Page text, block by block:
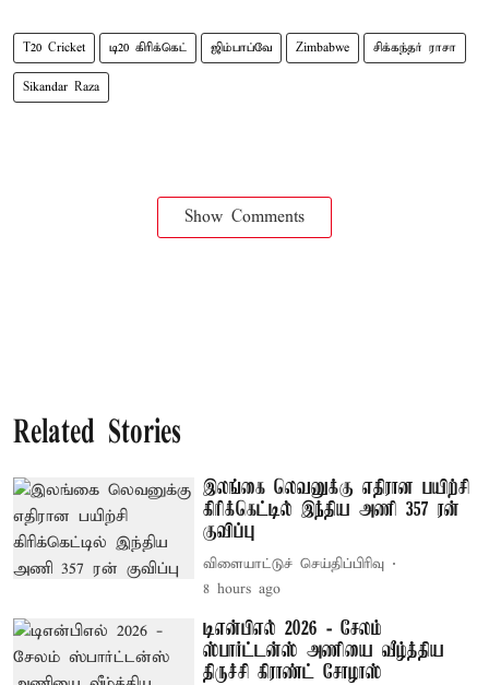
T20 Cricket டி20 கிரிக்கெட் ஜிம்பாப்வே Zimbabwe சிக்கந்தர் ராசா
Sikandar Raza
Show Comments
Related Stories
இலங்கை லெவனுக்கு எதிரான பயிற்சி
கிரிக்கெட்டில் இந்திய அணி 357 ரன்
குவிப்பு
விளையாட்டுச் செய்திப்பிரிவு
8 hours ago
டிஎன்பிஎல் 2026 - சேலம்
ஸ்பார்ட்டன்ஸ் அணியை வீழ்த்திய
திருச்சி கிராண்ட் சோழாஸ்